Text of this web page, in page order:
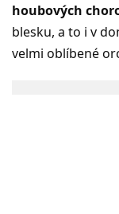
houbových
blesku, a to i v
velmi oblíbené